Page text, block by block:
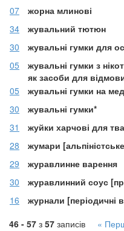
07
жорна млинові
34
жувальний тютюн
30
жувальні гумки для
05
жувальні гумки з
як засоби для
05 жувальні гумки на
30
жувальні гумки*
31
жуйки харчові для
28
жумари
29
журавлинне варення
30
журавлинний соус
16
журнали [періодичні
46 - 57 з 57 записів «